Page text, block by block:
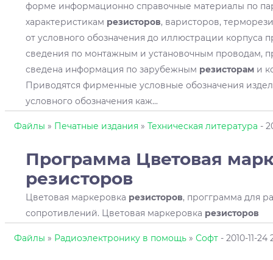
форме информационно справочные материалы по
характеристикам резисторов, варисторов,
от условного обозначения до иллюстрации корпуса
сведения по монтажным и установочным проводам,
сведена информация по зарубежным резисторами
Приводятся фирменные условные обозначения
условного обозначения каж...
Файлы » Печатные издания » Техническая литература -
Программа Цветовая
резисторов
Цветовая маркеровка резисторов, прогграмма для
сопротивлений. Цветовая маркеровка резисторов
Файлы » Радиоэлектронику в помощь » Софт - 2010-11-24